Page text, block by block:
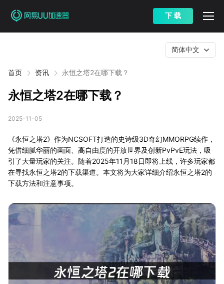
下 载
首页 资讯 永恒之塔2在哪下载？
简体中文
永恒之塔2在哪下载？
2025-11-05
《永恒之塔2》作为NCSOFT打造的史诗级3D奇幻MMORPG续作，
凭借细腻华丽的画面、高自由度的开放世界及创新PvPvE玩法，吸
引了大量玩家的关注。随着2025年11月18日即将上线，许多玩家都
在寻找永恒之塔2的下载渠道。本文将为大家详细介绍永恒之塔2的
下载方法和注意事项。